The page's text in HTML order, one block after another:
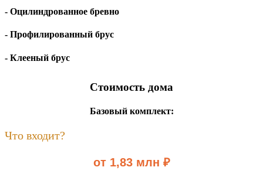
- Оцилиндрованное бревно
- Профилированный брус
- Клееный брус
Стоимость дома
Базовый комплект:
Что входит?
от 1,83 млн ₽